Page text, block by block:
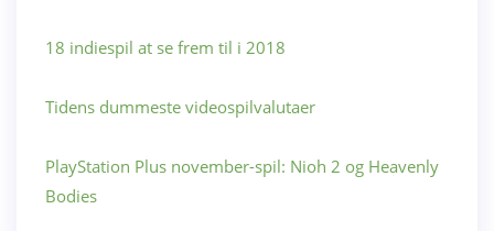
18 indiespil at se frem til i 2018
Tidens dummeste videospilvalutaer
PlayStation Plus november-spil: Nioh 2 og Heavenly
Bodies